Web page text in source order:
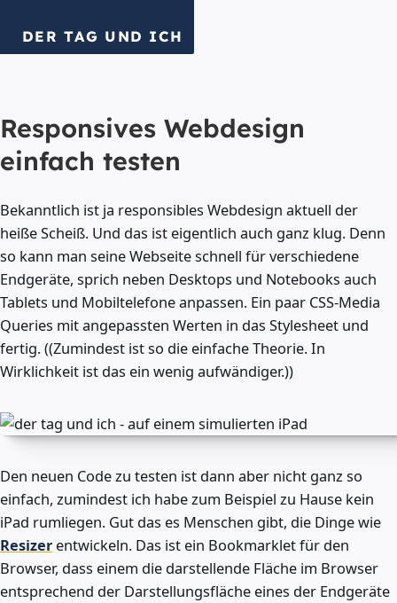
DER TAG UND ICH
Responsives Webdesign
einfach testen
Bekanntlich ist ja responsibles Webdesign aktuell der
heiße Scheiß. Und das ist eigentlich auch ganz klug. Denn
so kann man seine Webseite schnell für verschiedene
Endgeräte, sprich neben Desktops und Notebooks auch
Tablets und Mobiltelefone anpassen. Ein paar CSS-Media
Queries mit angepassten Werten in das Stylesheet und
fertig. ((Zumindest ist so die einfache Theorie. In
Wirklichkeit ist das ein wenig aufwändiger.))
Den neuen Code zu testen ist dann aber nicht ganz so
einfach, zumindest ich habe zum Beispiel zu Hause kein
iPad rumliegen. Gut das es Menschen gibt, die Dinge wie
Resizer entwickeln. Das ist ein Bookmarklet für den
Browser, dass einem die darstellende Fläche im Browser
entsprechend der Darstellungsfläche eines der Endgeräte